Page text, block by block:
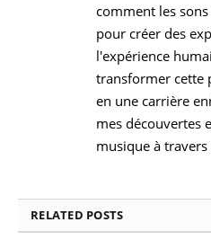
comment les
pour créer des
l'expérience
transformer cette
en une carrière
mes découvertes
musique à
RELATED POSTS